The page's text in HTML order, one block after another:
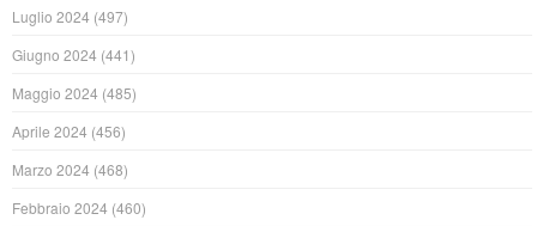
Luglio 2024 (497)
Giugno 2024 (441)
Maggio 2024 (485)
Aprile 2024 (456)
Marzo 2024 (468)
Febbraio 2024 (460)